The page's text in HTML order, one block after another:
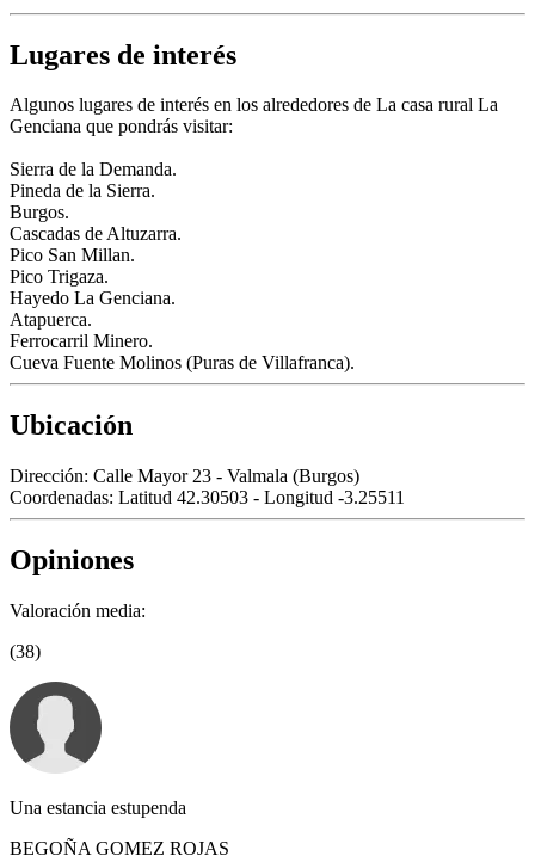
Lugares de interés
Algunos lugares de interés en los alrededores de La casa rural La
Genciana que pondrás visitar:
Sierra de la Demanda.
Pineda de la Sierra.
Burgos.
Cascadas de Altuzarra.
Pico San Millan.
Pico Trigaza.
Hayedo La Genciana.
Atapuerca.
Ferrocarril Minero.
Cueva Fuente Molinos (Puras de Villafranca).
Ubicación
Dirección: Calle Mayor 23 - Valmala (Burgos)
Coordenadas: Latitud 42.30503 - Longitud -3.25511
Opiniones
Valoración media:
(38)
Una estancia estupenda
BEGOÑA GOMEZ ROJAS